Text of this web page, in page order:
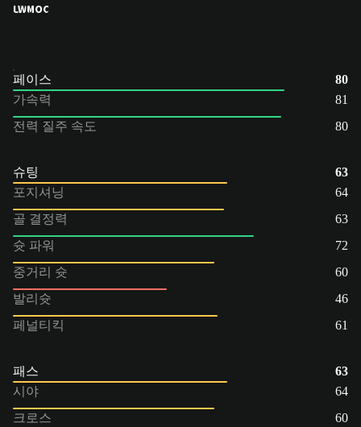
LWMOC
페이스
80
가속력
81
전력 질주 속도
80
슈팅
63
포지셔닝
64
골 결정력
63
슛 파워
72
중거리 슛
60
발리슛
46
페널티킥
61
패스
63
시야
64
크로스
60